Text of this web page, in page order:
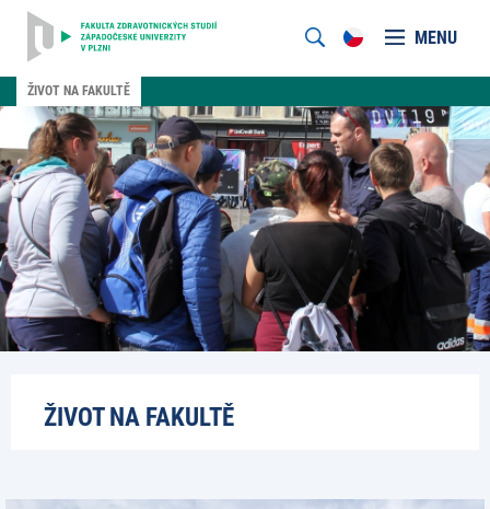
MENU
ŽIVOT NA FAKULTĚ
ŽIVOT NA FAKULTĚ